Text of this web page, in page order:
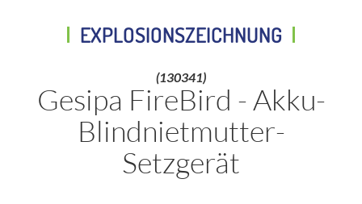
EXPLOSIONSZEICHNUNG
(130341)
Gesipa FireBird - Akku-
Blindnietmutter-
Setzgerät